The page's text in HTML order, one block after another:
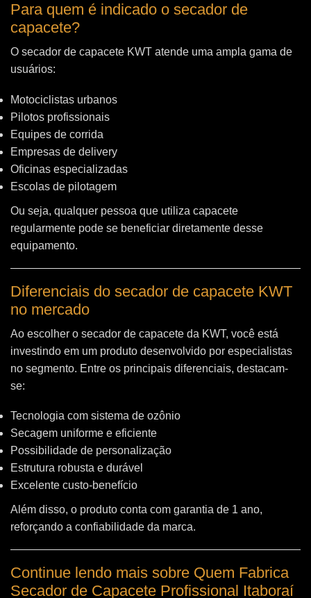
Para quem é indicado o secador de
capacete?
O secador de capacete KWT atende uma ampla gama de
usuários:
Motociclistas urbanos
Pilotos profissionais
Equipes de corrida
Empresas de delivery
Oficinas especializadas
Escolas de pilotagem
Ou seja, qualquer pessoa que utiliza capacete
regularmente pode se beneficiar diretamente desse
equipamento.
Diferenciais do secador de capacete KWT
no mercado
Ao escolher o secador de capacete da KWT, você está
investindo em um produto desenvolvido por especialistas
no segmento. Entre os principais diferenciais, destacam-
se:
Tecnologia com sistema de ozônio
Secagem uniforme e eficiente
Possibilidade de personalização
Estrutura robusta e durável
Excelente custo-benefício
Além disso, o produto conta com garantia de 1 ano,
reforçando a confiabilidade da marca.
Continue lendo mais sobre Quem Fabrica
Secador de Capacete Profissional Itaboraí